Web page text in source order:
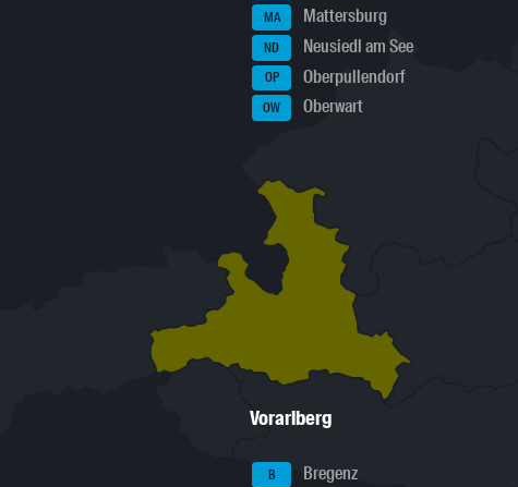
MA Mattersburg
ND Neusiedl am See
OP Oberpullendorf
OW Oberwart
Vorarlberg
B Bregenz